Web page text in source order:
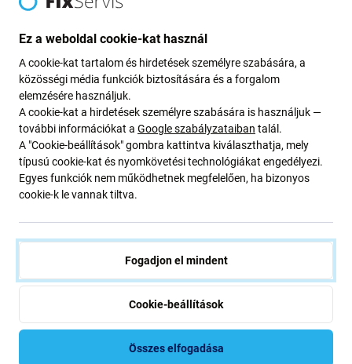
Newsletter Fix
Iratkozzon fel, hogy rendszeresen tájékoztatást kapjon az
ajánlatunkról szóló kedvezményekről és hírekről. Ugyanakkor
ennek az űrlapnak a benyújtásával megerősítem, hogy több mint
16 éves vagyok
Egyetértek azzal, hogy híreket kapjak
Ez a weboldal cookie-kat használ
A cookie-kat tartalom és hirdetések személyre szabására, a
közösségi média funkciók biztosítására és a forgalom
elemzésére használjuk.
A cookie-kat a hirdetések személyre szabására is használjuk —
további információkat a Google szabályzataiban talál.
A "Cookie-beállítások" gombra kattintva kiválaszthatja, mely
típusú cookie-kat és nyomkövetési technológiákat engedélyezi.
Egyes funkciók nem működhetnek megfelelően, ha bizonyos
cookie-k le vannak tiltva.
Fogadjon el mindent
Cookie-beállítások
Összes elfogadása